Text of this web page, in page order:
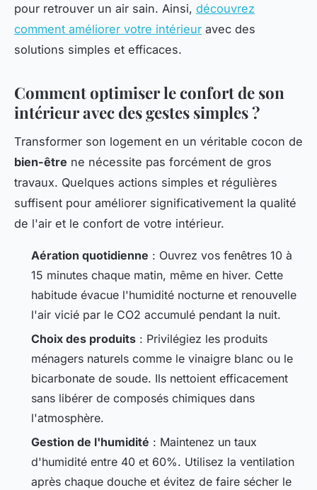
pour retrouver un air sain. Ainsi, découvrez
comment améliorer votre intérieur avec des
solutions simples et efficaces.
Comment optimiser le confort de son
intérieur avec des gestes simples ?
Transformer son logement en un véritable cocon de
bien-être ne nécessite pas forcément de gros
travaux. Quelques actions simples et régulières
suffisent pour améliorer significativement la qualité
de l'air et le confort de votre intérieur.
Aération quotidienne : Ouvrez vos fenêtres 10 à
15 minutes chaque matin, même en hiver. Cette
habitude évacue l'humidité nocturne et renouvelle
l'air vicié par le CO2 accumulé pendant la nuit.
Choix des produits : Privilégiez les produits
ménagers naturels comme le vinaigre blanc ou le
bicarbonate de soude. Ils nettoient efficacement
sans libérer de composés chimiques dans
l'atmosphère.
Gestion de l'humidité : Maintenez un taux
d'humidité entre 40 et 60%. Utilisez la ventilation
après chaque douche et évitez de faire sécher le